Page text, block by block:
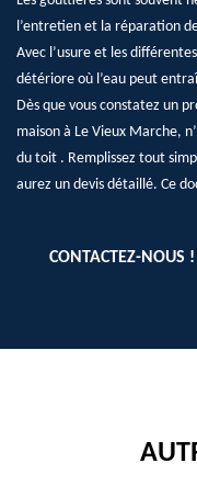
l’entretien et la réparation
Avec l’usure et les
détériore où l’eau peut
Dès que vous constatez un
maison à Le Vieux Marche,
du toit . Remplissez tout
aurez un devis détaillé. Ce
CONTACTEZ-NOUS !